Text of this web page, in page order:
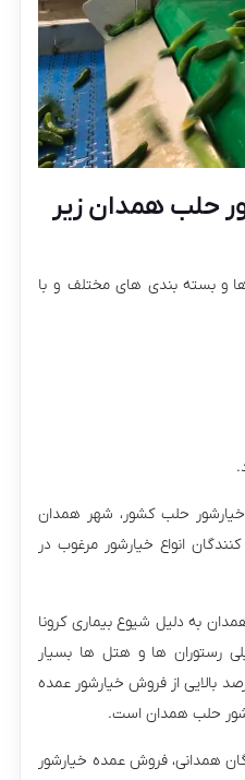
حلب همدان زیر
و بسته بندی های مختلف و با
خیارشور حلب کشور، شهر همدان
انواع خیارشور مرغوب در
به دلیل شیوع بیماری کرونا
رستوران ها و هتل ها بسیار
بالایی از فروش خیارشور عمده
حلب همدان است.
همدانی، فروش عمده خیارشور